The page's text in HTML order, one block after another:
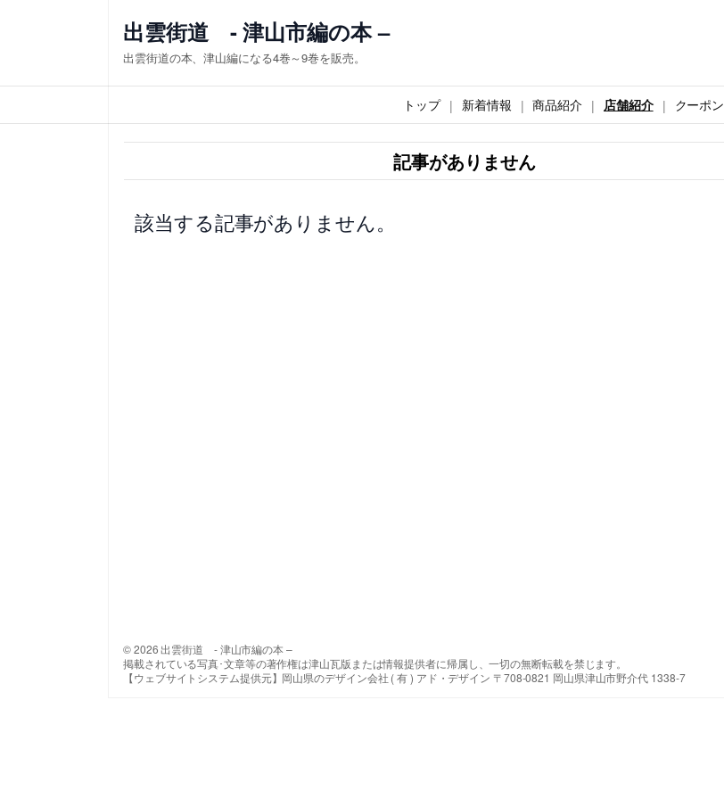
ス
キ
出雲街道 - 津山市編の本 –
出雲街道の本、津山編になる4巻～9巻を販売。
トップ 新着情報 商品紹介 店舗紹介 クーポン
記事がありません
該当する記事がありません。
© 2026 出雲街道 - 津山市編の本 –
掲載されている写真･文章等の著作権は津山瓦版または情報提供者に帰属し、一切の無断転載を禁じます。
【ウェブサイトシステム提供元】岡山県のデザイン会社 ( 有 ) アド・デザイン 〒708-0821 岡山県津山市野介代 1338-7